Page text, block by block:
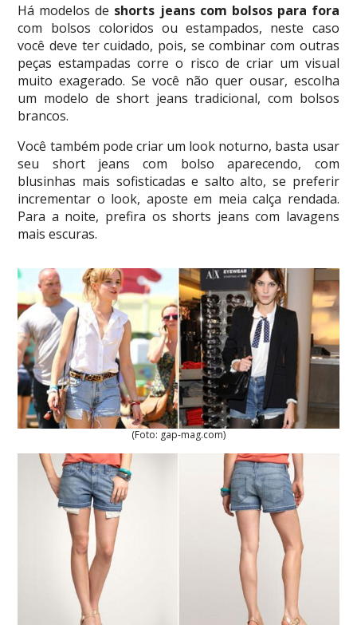
Há modelos de shorts jeans com bolsos para fora
com bolsos coloridos ou estampados, neste caso
você deve ter cuidado, pois, se combinar com outras
peças estampadas corre o risco de criar um visual
muito exagerado. Se você não quer ousar, escolha
um modelo de short jeans tradicional, com bolsos
brancos.
Você também pode criar um look noturno, basta usar
seu short jeans com bolso aparecendo, com
blusinhas mais sofisticadas e salto alto, se preferir
incrementar o look, aposte em meia calça rendada.
Para a noite, prefira os shorts jeans com lavagens
mais escuras.
(Foto: gap-mag.com)